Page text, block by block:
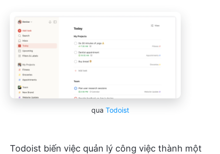
qua Todoist
Todoist biến việc quản lý công việc thành một